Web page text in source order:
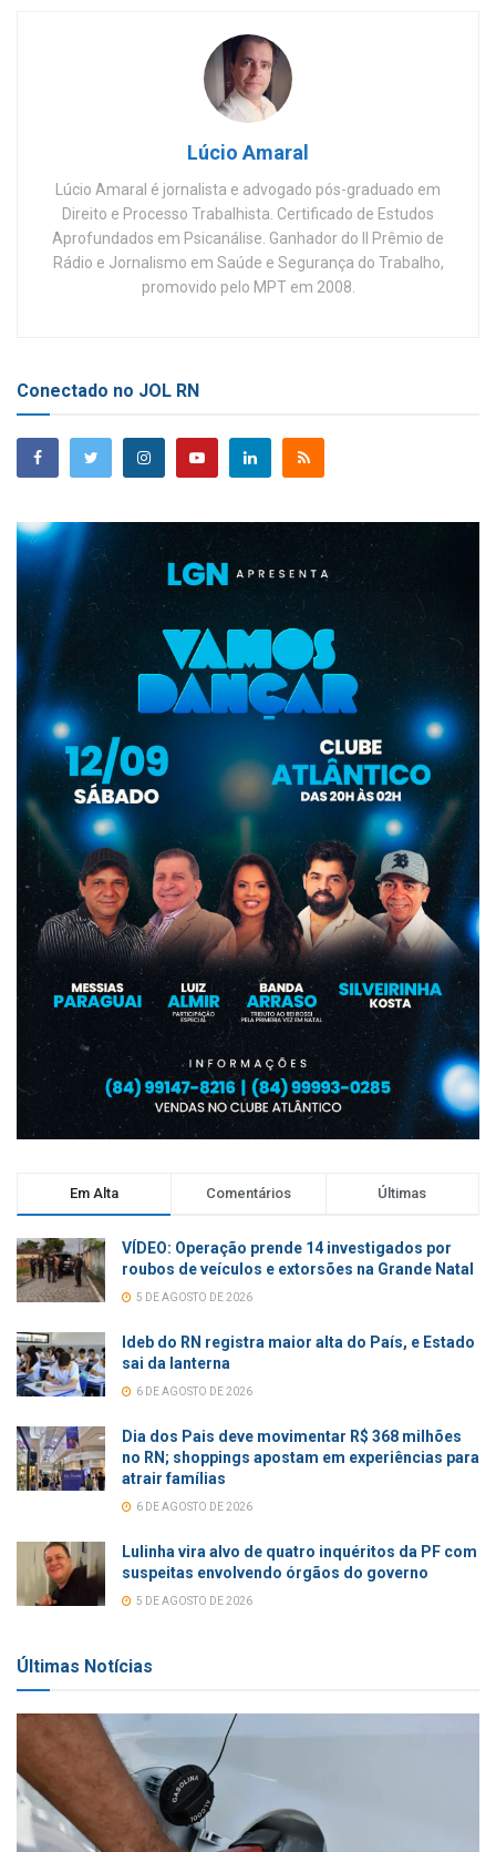
Lúcio Amaral
Lúcio Amaral é jornalista e advogado pós-graduado em
Direito e Processo Trabalhista. Certificado de Estudos
Aprofundados em Psicanálise. Ganhador do II Prêmio de
Rádio e Jornalismo em Saúde e Segurança do Trabalho,
promovido pelo MPT em 2008.
Conectado no JOL RN
Em Alta Comentários Últimas
VÍDEO: Operação prende 14 investigados por
roubos de veículos e extorsões na Grande Natal
5 DE AGOSTO DE 2026
Ideb do RN registra maior alta do País, e Estado
sai da lanterna
6 DE AGOSTO DE 2026
Dia dos Pais deve movimentar R$ 368 milhões
no RN; shoppings apostam em experiências para
atrair famílias
6 DE AGOSTO DE 2026
Lulinha vira alvo de quatro inquéritos da PF com
suspeitas envolvendo órgãos do governo
5 DE AGOSTO DE 2026
Últimas Notícias